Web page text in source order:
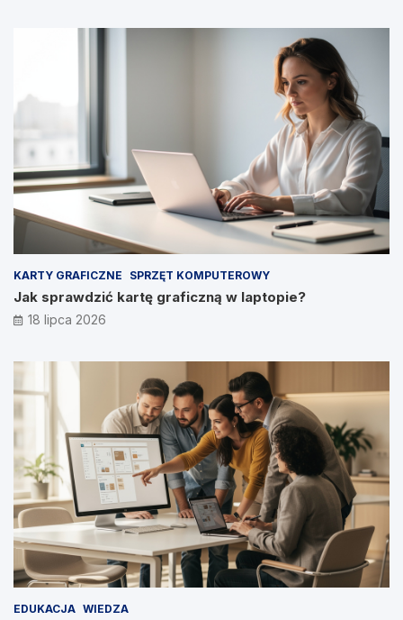
KARTY GRAFICZNE SPRZĘT KOMPUTEROWY
Jak sprawdzić kartę graficzną w laptopie?
18 lipca 2026
EDUKACJA WIEDZA